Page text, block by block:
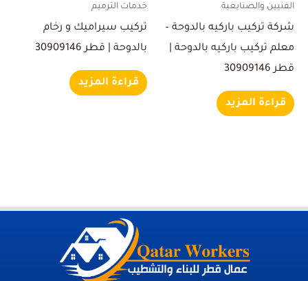
الفنيين والصنايعية
شركة تركيب باركيه بالدوحة –
معلم تركيب باركيه بالدوحة |
قطر 30909146
قراءة المزيد
خدمات الترميم
تركيب سيراميك و رخام
بالدوحة | قطر 30909146
قراءة المزيد